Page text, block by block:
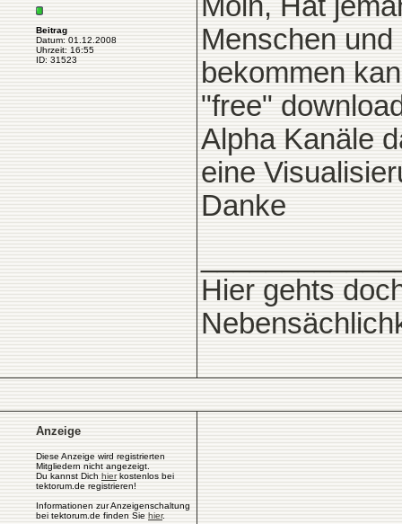
Beitrag
Datum: 01.12.2008
Uhrzeit: 16:55
ID: 31523
Menschen
bekommen
"free"
Alpha Kanäle
eine
Danke
Hier gehts
Anzeige
Diese Anzeige wird registrierten
Mitgliedern nicht angezeigt.
Du kannst Dich hierkostenlos bei
tektorum.de registrieren!
Informationen zur Anzeigenschaltung
bei tektorum.de finden Sie hier.